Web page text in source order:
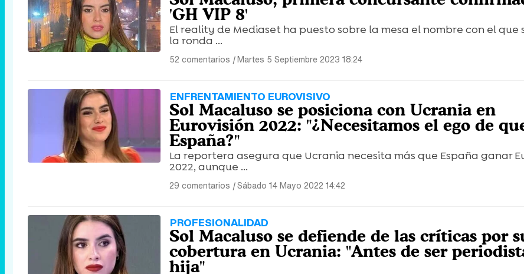
'GH VIP 8'
El reality de Mediaset ha puesto sobre la mesa el nombre con el que
la ronda ...
52 comentarios |Martes 5 Septiembre 2023 18:24
ENFRENTAMIENTO EUROVISIVO
Sol Macaluso se posiciona con Ucrania en
Eurovisión 2022: "¿Necesitamos el ego de
España?"
La reportera asegura que Ucrania necesita más que España ganar
2022, aunque ...
29 comentarios |Sábado 14 Mayo 2022 14:42
PROFESIONALIDAD
Sol Macaluso se defiende de las críticas por
cobertura en Ucrania: "Antes de ser
hija"